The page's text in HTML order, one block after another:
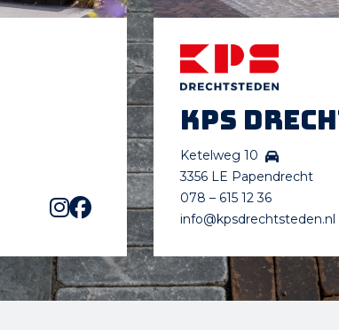
KPS
Ketelweg 10
3356 LE Papendrecht
078 – 615 12 36
info@kpsdrechtsteden.nl